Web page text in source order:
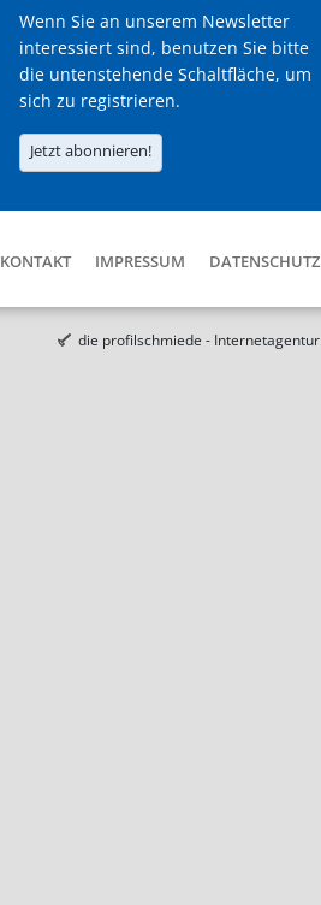
Wenn Sie an unserem Newsletter
interessiert sind, benutzen Sie bitte
die untenstehende Schaltfläche, um
sich zu registrieren.
Jetzt abonnieren!
KONTAKT IMPRESSUM DATENSCHUTZ
die profilschmiede - Internetagentur